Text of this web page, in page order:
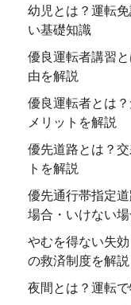
幼児とは？運転
い基礎知識
優良運転者講習
由を解説
優良運転者とは
メリットを解説
優先道路とは？
トを解説
優先通行帯指定
場合・いけない
やむを得ない失
の救済制度を解説
夜間とは？運転